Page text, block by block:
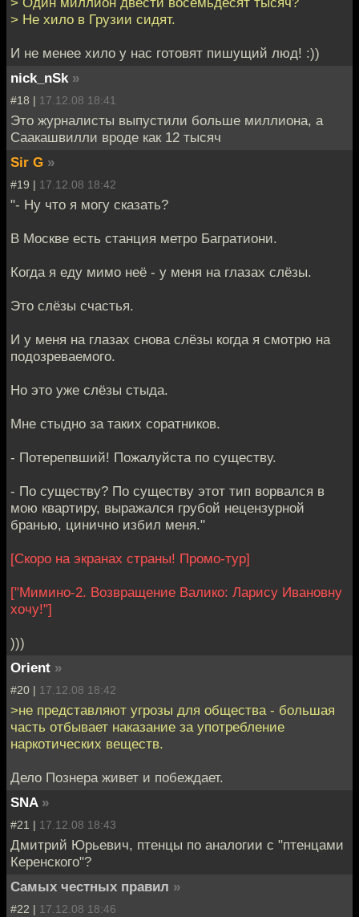
> Не хило в Грузии сидят.
И не менее хило у нас готовят пишущий люд! :))
nick_nSk »
#18 | 17.12.08 18:41
Это журналисты выпустили больше миллиона, а
Саакашвилли вроде как 12 тысяч
Sir G »
#19 | 17.12.08 18:42
"- Ну что я могу сказать?
В Москве есть станция метро Багратиони.
Когда я еду мимо неё - у меня на глазах слёзы.
Это слёзы счастья.
И у меня на глазах снова слёзы когда я смотрю на
подозреваемого.
Но это уже слёзы стыда.
Мне стыдно за таких соратников.
- Потерепвший! Пожалуйста по существу.
- По существу? По существу этот тип ворвался в
мою квартиру, выражался грубой нецензурной
бранью, цинично избил меня."
[Скоро на экранах страны! Промо-тур]
["Мимино-2. Возвращение Валико: Ларису Ивановну
хочу!"]
)))
Orient »
#20 | 17.12.08 18:42
>не представляют угрозы для общества - большая
часть отбывает наказание за употребление
наркотических веществ.
Дело Познера живет и побеждает.
SNA »
#21 | 17.12.08 18:43
Дмитрий Юрьевич, птенцы по аналогии с "птенцами
Керенского"?
Самых честных правил »
#22 | 17.12.08 18:46